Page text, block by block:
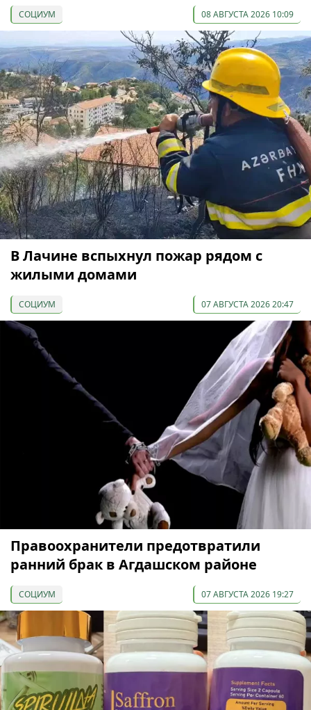
СОЦИУМ 08 АВГУСТА 2026 10:09
В Лачине вспыхнул пожар рядом с
жилыми домами
СОЦИУМ 07 АВГУСТА 2026 20:47
Правоохранители предотвратили
ранний брак в Агдашском районе
СОЦИУМ 07 АВГУСТА 2026 19:27